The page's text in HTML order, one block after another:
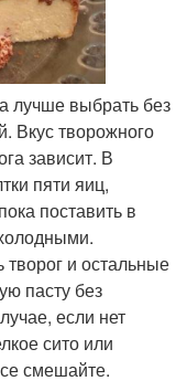
лучше выбрать без
Вкус творожного
зависит. В
пяти яиц,
поставить в
и остальные
пасту без
если нет
сито или
смешайте.